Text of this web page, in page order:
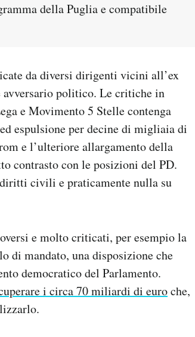
della Puglia e compatibile
da diversi dirigenti vicini all’ex
politico. Le critiche in
e Movimento 5 Stelle contenga
espulsione per decine di migliaia di
e l’ulteriore allargamento della
contrasto con le posizioni del PD.
civili e praticamente nulla su
e molto criticati, per esempio la
di mandato, una disposizione che
democratico del Parlamento.
i circa 70 miliardi di euroche,